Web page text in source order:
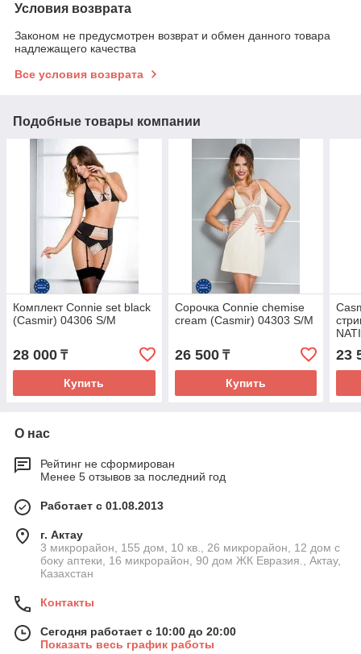
Условия возврата
Законом не предусмотрен возврат и обмен данного товара
надлежащего качества
Все условия возврата
Подобные товары компании
Комплект Connie set black
(Casmir) 04306 S/M
28 000 ₸
Купить
Сорочка Connie chemise
cream (Casmir) 04303 S/M
26 500₸
Купить
23
О нас
Рейтинг не сформирован
Менее 5 отзывов за последний год
Работает с 01.08.2013
г. Актау
3 микрорайон, 155 дом, 10 кв., 26 микрорайон, 12 дом с
боку аптеки, 16 микрорайон, 90 дом ЖК Евразия., Актау,
Казахстан
Контакты
Сегодня работает с 10:00 до 20:00
Показать весь график работы